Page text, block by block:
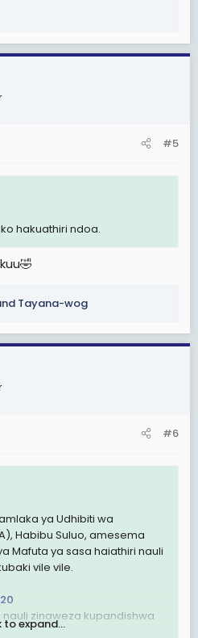
#5
hakuathiri ndoa.
Tayana-wog
#6
ya Udhibiti wa
Habibu Suluo, amesema
Mafuta ya sasa haiathiri nauli
vile vile.
zinaweza kupandishwa
kwa kiwango kikubwa,
to expand...